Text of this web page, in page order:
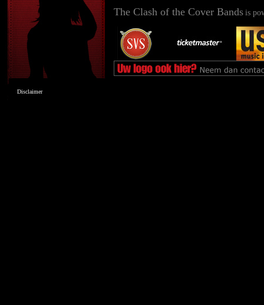
The Clash of the Cover Bands is
Disclaimer